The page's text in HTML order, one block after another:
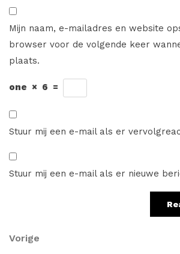
Mijn naam, e-mailadres en website
browser voor de volgende keer
plaats.
one × 6 =
Stuur mij een e-mail als er
Stuur mij een e-mail als er nieuwe
Berichtnavigatie
Vorig
Vorige